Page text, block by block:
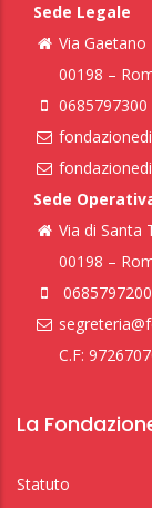
Sede Legale
Via
00198 –
0685797300
Sede
Via di Santa
00198 –
0685797200
C.F:
La
Statuto